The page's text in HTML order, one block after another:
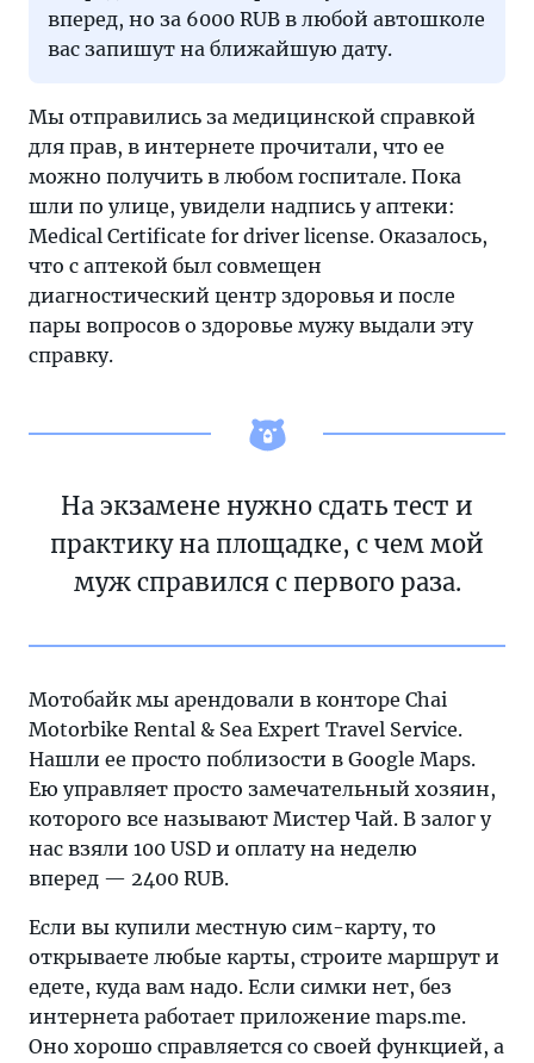
вперед, но за 6000 RUB в любой автошколе
вас запишут на ближайшую дату.
Мы отправились за медицинской справкой
для прав, в интернете прочитали, что ее
можно получить в любом госпитале. Пока
шли по улице, увидели надпись у аптеки:
Medical Certificate for driver license. Оказалось,
что с аптекой был совмещен
диагностический центр здоровья и после
пары вопросов о здоровье мужу выдали эту
справку.
На экзамене нужно сдать тест и
практику на площадке, с чем мой
муж справился с первого раза.
Мотобайк мы арендовали в конторе Chai
Motorbike Rental & Sea Expert Travel Service.
Нашли ее просто поблизости в Google Maps.
Ею управляет просто замечательный хозяин,
которого все называют Мистер Чай. В залог у
нас взяли 100 USD и оплату на неделю
вперед — 2400 RUB.
Если вы купили местную сим-карту, то
открываете любые карты, строите маршрут и
едете, куда вам надо. Если симки нет, без
интернета работает приложение maps.me.
Оно хорошо справляется со своей функцией, а